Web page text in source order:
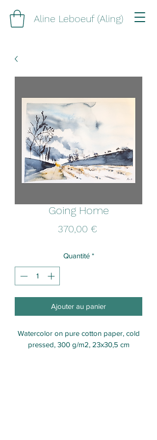
Aline Leboeuf (Aling)
Going Home
370,00 €Prix
Quantité *
Ajouter au panier
Watercolor on pure cotton paper, cold
pressed, 300 g/m2, 23x30,5 cm